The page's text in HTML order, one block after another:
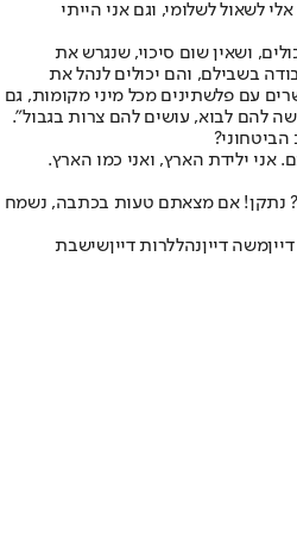
לשאול לשלומי, וגם אני הייתי
ושאין שום סיכוי, שנגרש את
בשבילם, והם יכולים לנהל את
עם פלשתינים מכל מיני מקומות, גם
להם לבוא, עושים להם צרות בגבול".
אני ילידת הארץ, ואני כמו הארץ.
נתקן! אם מצאתם טעות בכתבה, נשמח
משה דייןנהללרות דייןשישבת